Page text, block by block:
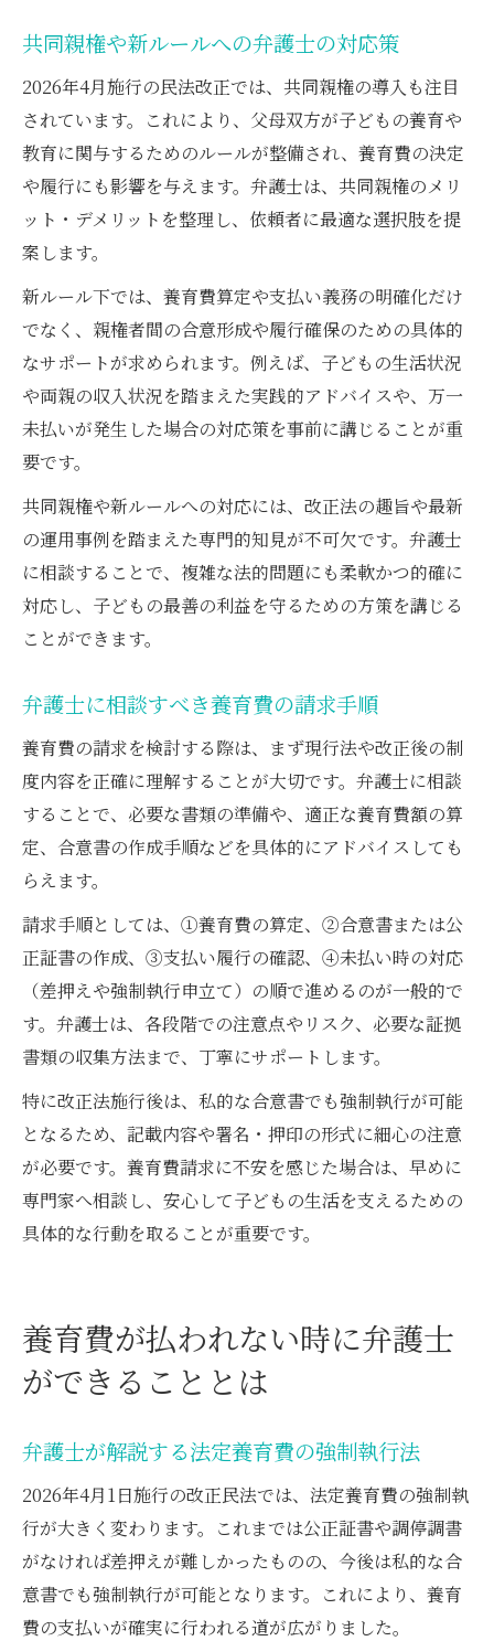
共同親権や新ルールへの弁護士の対応策
2026年4月施行の民法改正では、共同親権の導入も注目
されています。これにより、父母双方が子どもの養育や
教育に関与するためのルールが整備され、養育費の決定
や履行にも影響を与えます。弁護士は、共同親権のメリ
ット・デメリットを整理し、依頼者に最適な選択肢を提
案します。
新ルール下では、養育費算定や支払い義務の明確化だけ
でなく、親権者間の合意形成や履行確保のための具体的
なサポートが求められます。例えば、子どもの生活状況
や両親の収入状況を踏まえた実践的アドバイスや、万一
未払いが発生した場合の対応策を事前に講じることが重
要です。
共同親権や新ルールへの対応には、改正法の趣旨や最新
の運用事例を踏まえた専門的知見が不可欠です。弁護士
に相談することで、複雑な法的問題にも柔軟かつ的確に
対応し、子どもの最善の利益を守るための方策を講じる
ことができます。
弁護士に相談すべき養育費の請求手順
養育費の請求を検討する際は、まず現行法や改正後の制
度内容を正確に理解することが大切です。弁護士に相談
することで、必要な書類の準備や、適正な養育費額の算
定、合意書の作成手順などを具体的にアドバイスしても
らえます。
請求手順としては、①養育費の算定、②合意書または公
正証書の作成、③支払い履行の確認、④未払い時の対応
（差押えや強制執行申立て）の順で進めるのが一般的で
す。弁護士は、各段階での注意点やリスク、必要な証拠
書類の収集方法まで、丁寧にサポートします。
特に改正法施行後は、私的な合意書でも強制執行が可能
となるため、記載内容や署名・押印の形式に細心の注意
が必要です。養育費請求に不安を感じた場合は、早めに
専門家へ相談し、安心して子どもの生活を支えるための
具体的な行動を取ることが重要です。
養育費が払われない時に弁護士
ができることとは
弁護士が解説する法定養育費の強制執行法
2026年4月1日施行の改正民法では、法定養育費の強制執
行が大きく変わります。これまでは公正証書や調停調書
がなければ差押えが難しかったものの、今後は私的な合
意書でも強制執行が可能となります。これにより、養育
費の支払いが確実に行われる道が広がりました。